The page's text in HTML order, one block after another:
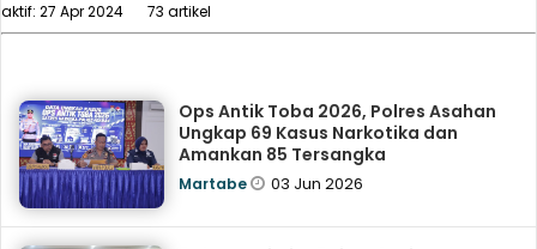
aktif: 27 Apr 2024 73 artikel
Ops Antik Toba 2026, Polres Asahan
Ungkap 69 Kasus Narkotika dan
Amankan 85 Tersangka
Martabe 03 Jun 2026